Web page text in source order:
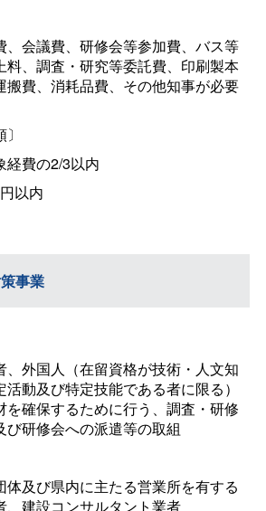
、会議費、研修会等参加費、バス等
料、調査・研究等委託費、印刷製本
搬費、消耗品費、その他知事が必要
経費の2/3以内
以内
事業
、外国人（在留資格が技術・人文知
動及び特定技能である者に限る）
を確保するために行う、調査・研修
研修会への派遣等の取組
体及び県内に主たる営業所を有する
、建設コンサルタント業者